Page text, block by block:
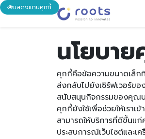
นโยบา
คุกกี้คือข้อความขนาดเล็ก
ส่งกลับไปยังเซิร์ฟเวอร์ขอ
สนับสนุนกิจกรรมของคุณบ
คุกกี้ยังใช้เพื่อช่วยให้เรา
สามารถให้บริการที่ดีขึ้นแก่
ประสบการณ์เว็บไซต์และ
แสดงแถบคุกกี้